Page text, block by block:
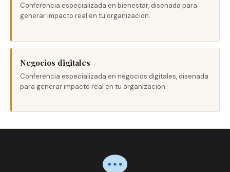
Conferencia especializada en bienestar, disenada para
generar impacto real en tu organizacion.
Negocios digitales
Conferencia especializada en negocios digitales, disenada
para generar impacto real en tu organizacion.